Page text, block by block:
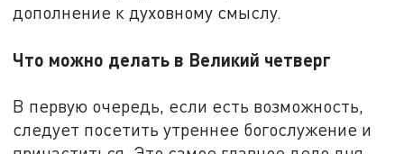
дополнение к духовному смыслу.
Что можно делать в Великий четверг
В первую очередь, если есть возможность,
следует посетить утреннее богослужение и